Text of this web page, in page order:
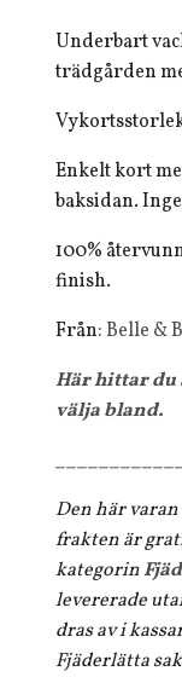
Underbart
trädgården
Enkelt kort
baksidan.
100%
finish.
Från:Belle &
Här hittar du
välja bland.
Den här
frakten är
kategorin
levererade
dras av i
Fjäderlätta